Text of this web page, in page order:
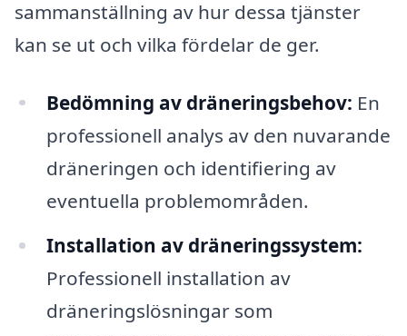
sammanställning av hur dessa tjänster
kan se ut och vilka fördelar de ger.
Bedömning av dräneringsbehov: En
professionell analys av den nuvarande
dräneringen och identifiering av
eventuella problemområden.
Installation av dräneringssystem:
Professionell installation av
dräneringslösningar som